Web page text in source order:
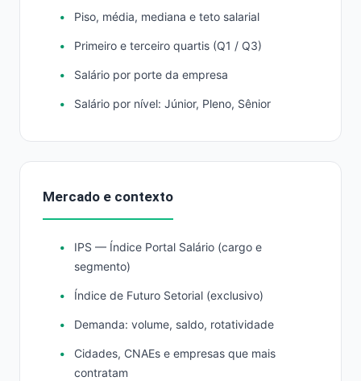
Piso, média, mediana e teto salarial
Primeiro e terceiro quartis (Q1 / Q3)
Salário por porte da empresa
Salário por nível: Júnior, Pleno, Sênior
Mercado e contexto
IPS — Índice Portal Salário (cargo e
segmento)
Índice de Futuro Setorial (exclusivo)
Demanda: volume, saldo, rotatividade
Cidades, CNAEs e empresas que mais
contratam